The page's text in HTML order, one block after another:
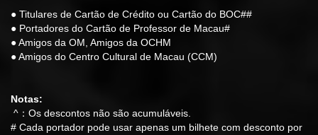
● Titulares de Cartão de Crédito ou Cartão do BOC##
● Portadores do Cartão de Professor de Macau#
● Amigos da OM, Amigos da OCHM
● Amigos do Centro Cultural de Macau (CCM)
Notas:
^：Os descontos não são acumuláveis.
# Cada portador pode usar apenas um bilhete com desconto por